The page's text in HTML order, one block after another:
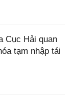
Cục Hải quan
tạm nhập tái